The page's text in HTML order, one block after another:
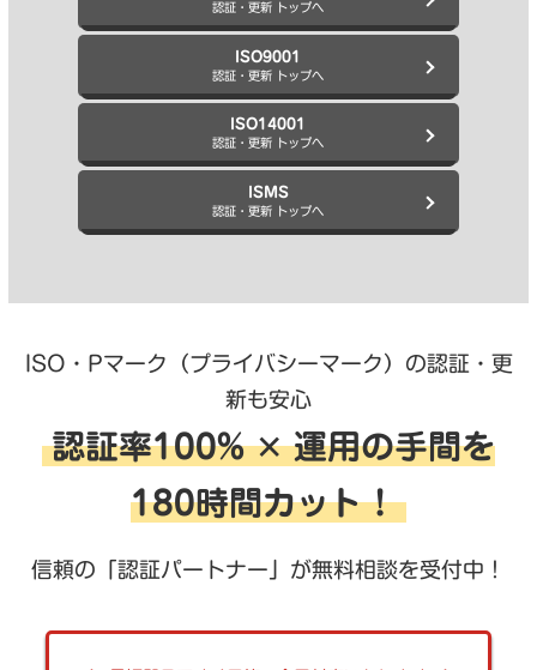
認証・更新 トップへ
ISO9001
認証・更新 トップへ
ISO14001
認証・更新 トップへ
ISMS
認証・更新 トップへ
ISO・Pマーク（プライバシーマーク）の認証・更
新も安心
認証率100% ✕ 運用の手間を
180時間カット！
信頼の「認証パートナー」が無料相談を受付中！